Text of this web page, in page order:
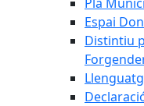
Espai
Distintiu